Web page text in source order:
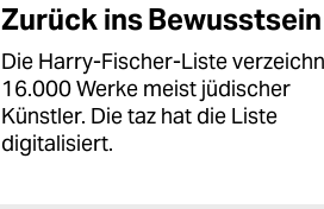
Zurück ins Bewusstsein
Die Harry-Fischer-Liste
16.000 Werke meist jüdischer
Künstler. Die taz hat die Liste
digitalisiert.